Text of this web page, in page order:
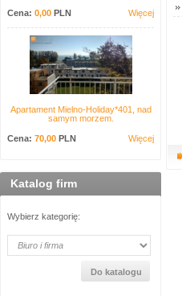
Cena: 0,00 PLN Więcej
Apartament Mielno-Holiday*401, nad
samym morzem.
Cena: 70,00 PLN Więcej
Katalog firm
Wybierz kategorię: